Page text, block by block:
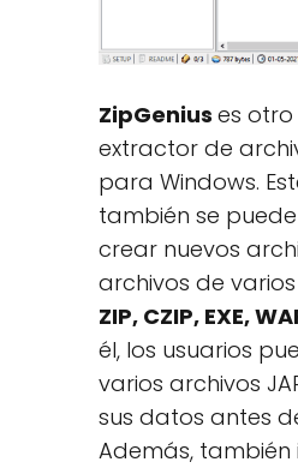
ZipGenius es
extractor de
para Windows.
también se
crear nuevos
archivos de
ZIP, CZIP, EXE,
él, los usuarios
varios archivos
sus datos antes
Además, también